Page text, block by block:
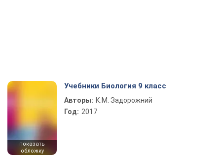
показать
обложку
Учебники Биология 9 класс
Авторы: К.М. Задорожний
Год: 2017